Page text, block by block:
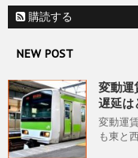
購読する
NEW POST
変動運
遅延は
変動運
も東と